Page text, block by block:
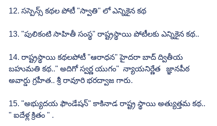
12. సస్పెన్స్ కథల పోటీ "స్వాతి" లో ఎన్నికైన కథ
13. "పులికంటి సాహితీ సంస్థ" రాష్ట్రస్థాయి పోటీలకు ఎన్నికైన కథ..
14. రాష్ట్రస్థాయి కథలపోటీ "ఆరాధన" హైదరా బాద్ ద్వితీయ
బహుమతి కథ.." అదిగో స్వర్ణ యుగం"  న్యాయనిర్ణేత   జ్ఞానపీఠ
అవార్డు గ్రహీత.. శ్రీ రావూరి భరద్వాజ గారు.
15. "అభ్యుదయ ఫౌండేషన్" కాకినాడ రాష్ట్ర స్థాయి అత్యుత్తమ కథ..
" ఐదేళ్ల క్రితం " .